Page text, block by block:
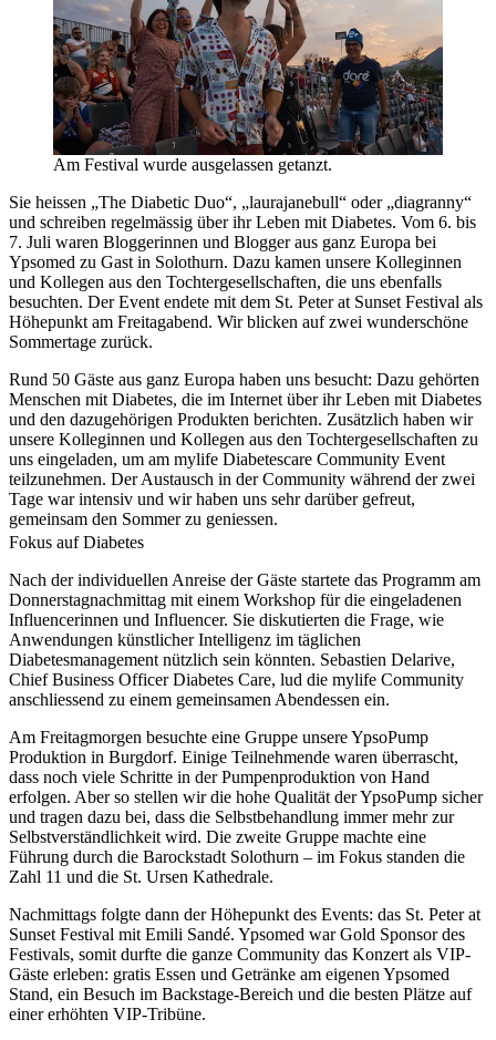
Am Festival wurde ausgelassen getanzt.
Sie heissen „The Diabetic Duo“, „laurajanebull“ oder „diagranny“
und schreiben regelmässig über ihr Leben mit Diabetes. Vom 6. bis
7. Juli waren Bloggerinnen und Blogger aus ganz Europa bei
Ypsomed zu Gast in Solothurn. Dazu kamen unsere Kolleginnen
und Kollegen aus den Tochtergesellschaften, die uns ebenfalls
besuchten. Der Event endete mit dem St. Peter at Sunset Festival als
Höhepunkt am Freitagabend. Wir blicken auf zwei wunderschöne
Sommertage zurück.
Rund 50 Gäste aus ganz Europa haben uns besucht: Dazu gehörten
Menschen mit Diabetes, die im Internet über ihr Leben mit Diabetes
und den dazugehörigen Produkten berichten. Zusätzlich haben wir
unsere Kolleginnen und Kollegen aus den Tochtergesellschaften zu
uns eingeladen, um am mylife Diabetescare Community Event
teilzunehmen. Der Austausch in der Community während der zwei
Tage war intensiv und wir haben uns sehr darüber gefreut,
gemeinsam den Sommer zu geniessen.
Fokus auf Diabetes
Nach der individuellen Anreise der Gäste startete das Programm am
Donnerstagnachmittag mit einem Workshop für die eingeladenen
Influencerinnen und Influencer. Sie diskutierten die Frage, wie
Anwendungen künstlicher Intelligenz im täglichen
Diabetesmanagement nützlich sein könnten. Sebastien Delarive,
Chief Business Officer Diabetes Care, lud die mylife Community
anschliessend zu einem gemeinsamen Abendessen ein.
Am Freitagmorgen besuchte eine Gruppe unsere YpsoPump
Produktion in Burgdorf. Einige Teilnehmende waren überrascht,
dass noch viele Schritte in der Pumpenproduktion von Hand
erfolgen. Aber so stellen wir die hohe Qualität der YpsoPump sicher
und tragen dazu bei, dass die Selbstbehandlung immer mehr zur
Selbstverständlichkeit wird. Die zweite Gruppe machte eine
Führung durch die Barockstadt Solothurn – im Fokus standen die
Zahl 11 und die St. Ursen Kathedrale.
Nachmittags folgte dann der Höhepunkt des Events: das St. Peter at
Sunset Festival mit Emili Sandé. Ypsomed war Gold Sponsor des
Festivals, somit durfte die ganze Community das Konzert als VIP-
Gäste erleben: gratis Essen und Getränke am eigenen Ypsomed
Stand, ein Besuch im Backstage-Bereich und die besten Plätze auf
einer erhöhten VIP-Tribüne.